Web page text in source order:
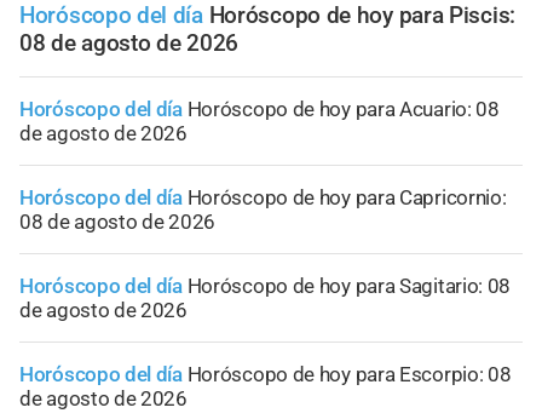
Horóscopo del día Horóscopo de hoy para Piscis:
08 de agosto de 2026
Horóscopo del día Horóscopo de hoy para Acuario: 08
de agosto de 2026
Horóscopo del día Horóscopo de hoy para Capricornio:
08 de agosto de 2026
Horóscopo del día Horóscopo de hoy para Sagitario: 08
de agosto de 2026
Horóscopo del día Horóscopo de hoy para Escorpio: 08
de agosto de 2026